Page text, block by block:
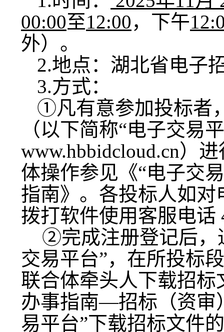
00:00至12:00，下午
外）。
2.地点： 湖北省电子
3.方式：
①凡有意参加投标者
（以下简称“电子交易
www.hbbidcloud.cn）
体操作参见《“电子交
指南》。各投标人如
拨打软件使用客服电话
②完成注册登记后，
交易平台”，在所投标
联合体牵头人下载招
办事指南—招标（资审
易平台”下载招标文件